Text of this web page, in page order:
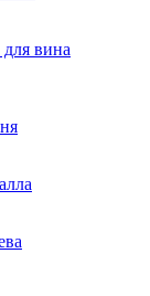
вина